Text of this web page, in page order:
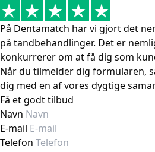
På Dentamatch har vi gjort det
på tandbehandlinger. Det er
konkurrerer om at få dig som
Når du tilmelder dig formularen,
dig med en af vores dygtige
Få et godt tilbud
Navn
E-mail
Telefon